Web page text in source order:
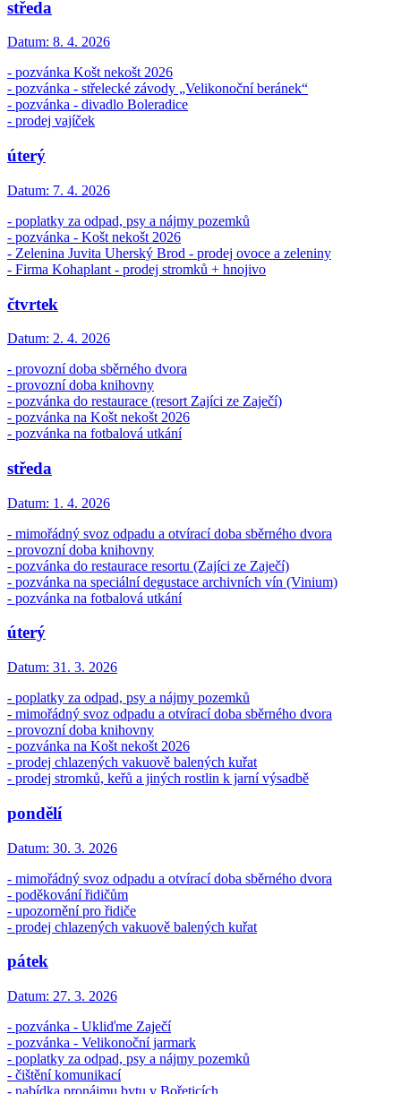
středa
Datum: 8. 4. 2026
- pozvánka Košt nekošt 2026
- pozvánka - střelecké závody „Velikonoční beránek“
- pozvánka - divadlo Boleradice
- prodej vajíček
úterý
Datum: 7. 4. 2026
- poplatky za odpad, psy a nájmy pozemků
- pozvánka - Košt nekošt 2026
- Zelenina Juvita Uherský Brod - prodej ovoce a zeleniny
- Firma Kohaplant - prodej stromků + hnojivo
čtvrtek
Datum: 2. 4. 2026
- provozní doba sběrného dvora
- provozní doba knihovny
- pozvánka do restaurace (resort Zajíci ze Zaječí)
- pozvánka na Košt nekošt 2026
- pozvánka na fotbalová utkání
středa
Datum: 1. 4. 2026
- mimořádný svoz odpadu a otvírací doba sběrného dvora
- provozní doba knihovny
- pozvánka do restaurace resortu (Zajíci ze Zaječí)
- pozvánka na speciální degustace archivních vín (Vinium)
- pozvánka na fotbalová utkání
úterý
Datum: 31. 3. 2026
- poplatky za odpad, psy a nájmy pozemků
- mimořádný svoz odpadu a otvírací doba sběrného dvora
- provozní doba knihovny
- pozvánka na Košt nekošt 2026
- prodej chlazených vakuově balených kuřat
- prodej stromků, keřů a jiných rostlin k jarní výsadbě
pondělí
Datum: 30. 3. 2026
- mimořádný svoz odpadu a otvírací doba sběrného dvora
- poděkování řidičům
- upozornění pro řidiče
- prodej chlazených vakuově balených kuřat
pátek
Datum: 27. 3. 2026
- pozvánka - Ukliďme Zaječí
- pozvánka - Velikonoční jarmark
- poplatky za odpad, psy a nájmy pozemků
- čištění komunikací
- nabídka pronájmu bytu v Bořeticích